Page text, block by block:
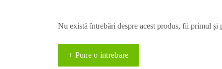
Nu există întrebări despre acest produs, fii primul și
+ Pune o intrebare